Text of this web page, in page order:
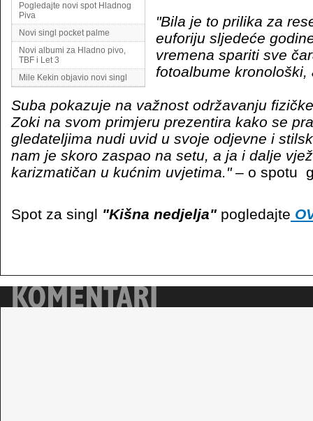
Pogledajte novi spot Hladnog
Piva
Novi singl pocket palme
Novi albumi za Hladno pivo,
TBF i Let 3
Mile Kekin objavio novi singl
"Bila je to prilika za
euforiju sljedeće
vremena spariti sve
fotoalbume kronološki,
Suba pokazuje na važnost održavanju
Zoki na svom primjeru prezentira kako se
gledateljima nudi uvid u svoje odjevne i
nam je skoro zaspao na setu, a ja i dalje
karizmatičan u kućnim uvjetima."– o spotu
Spot za singl "Kišna nedjelja" pogledajte